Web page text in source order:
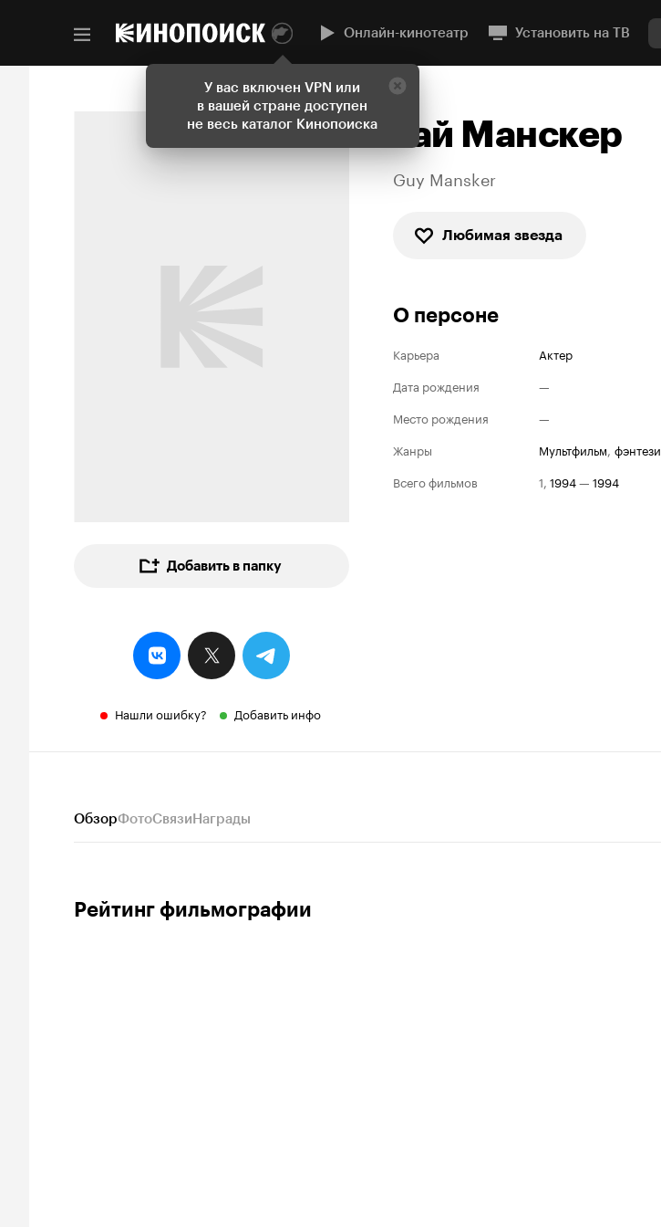
У вас включен VPN или
в вашей стране доступен
не весь каталог Кинопоиска
Онлайн-кинотеатр Установить на ТВ
Добавить в папку
Нашли ошибку? Добавить инфо
Гай Манскер
Guy Mansker
Любимая звезда
О персоне
Карьера
Актер
Дата рождения
—
Место рождения
—
Жанры
мультфильм, фэнтези
Всего фильмов
1, 1994— 1994
ОбзорФотоСвязиНаграды
Рейтинг фильмографии